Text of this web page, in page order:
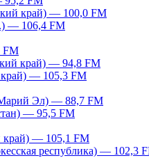
край) — 100,0 FM
— 106,4 FM
FM
край) — 94,8 FM
край) — 105,3 FM
Эл) — 88,7 FM
— 95,5 FM
край) — 105,1 FM
республика) — 102,3